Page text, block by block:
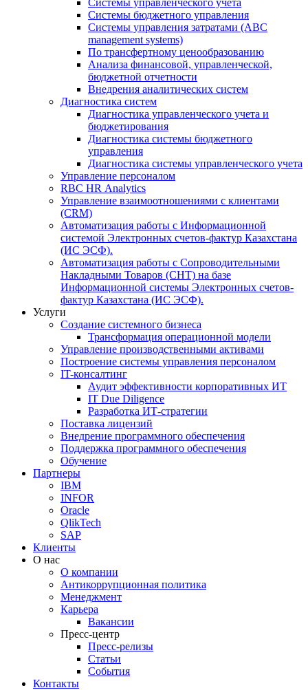
Системы управленческого учета
Системы бюджетного управления
Системы управления затратами (АBC
management systems)
По трансфертному ценообразованию
Анализа финансовой, управленческой,
бюджетной отчетности
Внедрения аналитических систем
Диагностика систем
Диагностика управленческого учета и
бюджетирования
Диагностика системы бюджетного
управления
Диагностика системы управленческого учета
Управление персоналом
RBC HR Аnalytics
Управление взаимоотношениями с клиентами
(СRM)
Автоматизация работы с Информационной
системой Электронных счетов-фактур Казахстана
(ИС ЭСФ).
Автоматизация работы с Сопроводительными
Накладными Товаров (СНТ) на базе
Информационной системы Электронных счетов-
фактур Казахстана (ИС ЭСФ).
Услуги
Создание системного бизнеса
Трансформация операционной модели
Управление производственными активами
Построение системы управления персоналом
IT-консалтинг
Аудит эффективности корпоративных ИТ
IT Due Diligence
Разработка ИТ-стратегии
Поставка лицензий
Внедрение программного обеспечения
Поддержка программного обеспечения
Обучение
Партнеры
IBM
INFOR
Oracle
QlikTech
SAP
Клиенты
О нас
О компании
Антикоррупционная политика
Менеджмент
Карьера
Вакансии
Пресс-центр
Пресс-релизы
Статьи
События
Контакты